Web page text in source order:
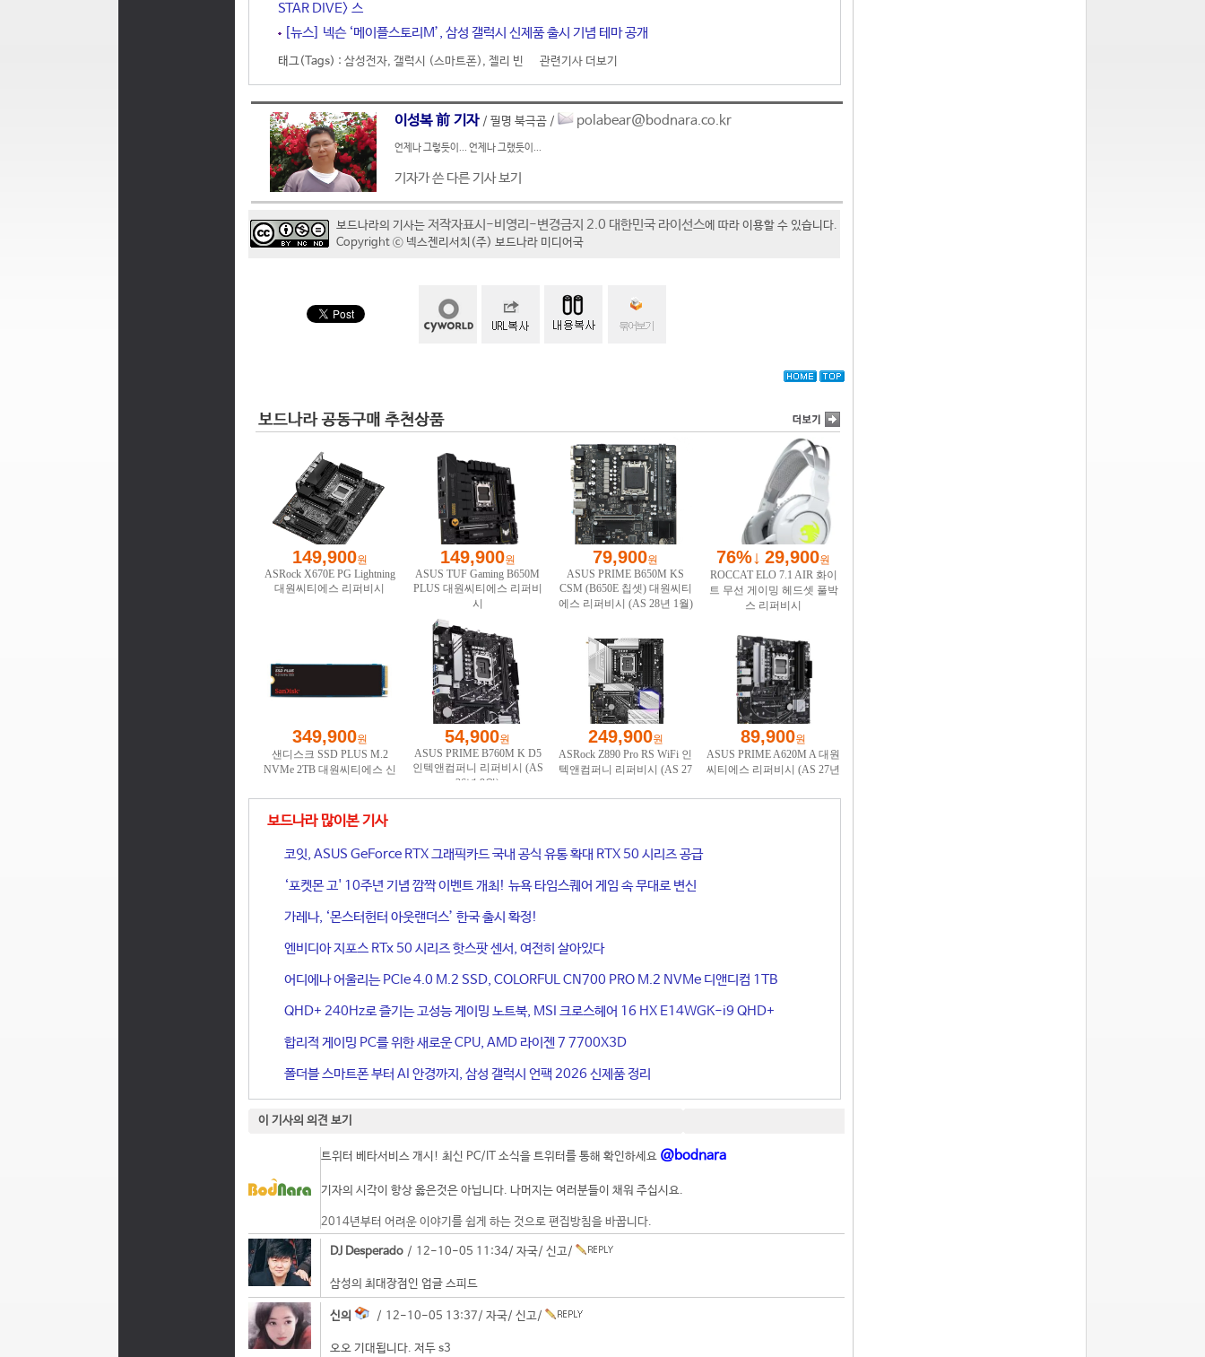
STAR DIVE> 스
[뉴스] 넥슨 ‘메이플스토리M’, 삼성 갤럭시 신제품 출시 기념 테마 공개
태그(Tags) : 삼성전자, 갤럭시 (스마트폰) , 젤리 빈 관련기사 더보기
이성복 前 기자 / 필명 북극곰 / polabear@bodnara.co.kr
언제나 그렇듯이... 언제나 그랬듯이...
기자가 쓴 다른 기사 보기
보드나라의 기사는 저작자표시-비영리-변경금지 2.0 대한민국 라이선스에 따라 이용할 수 있습니다.
Copyright ⓒ 넥스젠리서치(주) 보드나라 미디어국
보드나라 많이본 기사
코잇, ASUS GeForce RTX 그래픽카드 국내 공식 유통 확대 RTX 50 시리즈 공급
‘포켓몬 고' 10주년 기념 깜짝 이벤트 개최! 뉴욕 타임스퀘어 게임 속 무대로 변신
가레나, ‘몬스터헌터 아웃랜더스’ 한국 출시 확정!
엔비디아 지포스 RTx 50 시리즈 핫스팟 센서, 여전히 살아있다
어디에나 어울리는 PCIe 4.0 M.2 SSD, COLORFUL CN700 PRO M.2 NVMe 디앤디컴 1TB
QHD+ 240Hz로 즐기는 고성능 게이밍 노트북, MSI 크로스헤어 16 HX E14WGK-i9 QHD+
합리적 게이밍 PC를 위한 새로운 CPU, AMD 라이젠 7 7700X3D
폴더블 스마트폰 부터 AI 안경까지, 삼성 갤럭시 언팩 2026 신제품 정리
이 기사의 의견 보기
트위터 베타서비스 개시! 최신 PC/IT 소식을 트위터를 통해 확인하세요 @bodnara
기자의 시각이 항상 옳은것은 아닙니다. 나머지는 여러분들이 채워 주십시요.
2014년부터 어려운 이야기를 쉽게 하는 것으로 편집방침을 바꿉니다.
DJ Desperado / 12-10-05 11:34/ 자국/ 신고/
삼성의 최대장점인 업글 스피드
신의 / 12-10-05 13:37/ 자국/ 신고/
오오 기대됩니다. 저두 s3